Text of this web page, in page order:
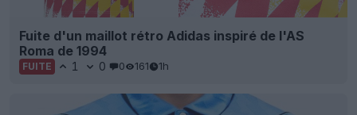
Fuite d'un maillot rétro Adidas inspiré de l'AS
Roma de 1994
FUITE 1 0 0 161 1h